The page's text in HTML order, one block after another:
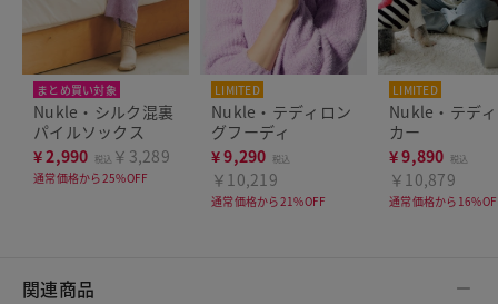
まとめ買い対象
Nukle・シルク混裏
パイルソックス
¥2,990 税込 ￥3,289
通常価格から25%OFF
LIMITED
Nukle・テディロン
グフーディ
¥9,290 税込
￥10,219
通常価格から21%OFF
LIMITED
Nukle・テデ
カー
¥9,890 税込
￥10,879
通常価格から
関連商品